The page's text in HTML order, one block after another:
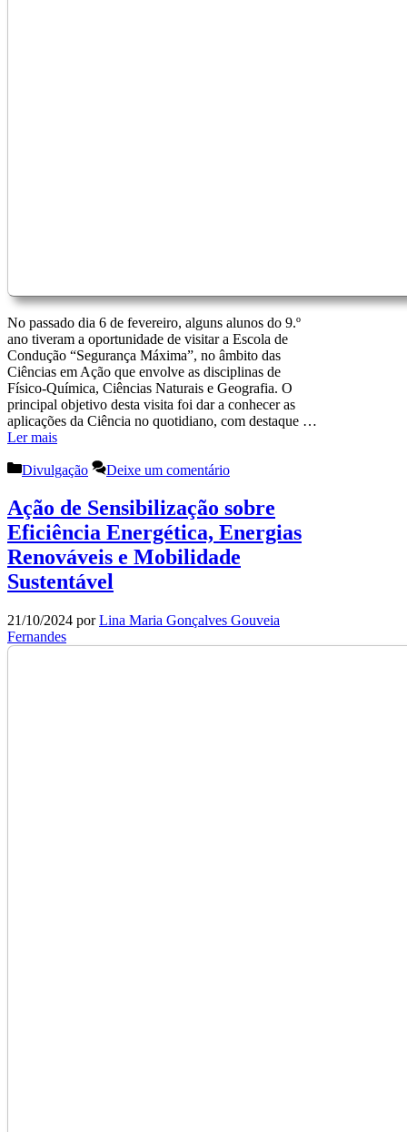
No passado dia 6 de fevereiro, alguns alunos do 9.º
ano tiveram a oportunidade de visitar a Escola de
Condução “Segurança Máxima”, no âmbito das
Ciências em Ação que envolve as disciplinas de
Físico-Química, Ciências Naturais e Geografia. O
principal objetivo desta visita foi dar a conhecer as
aplicações da Ciência no quotidiano, com destaque …
Ler mais
Categorias
Divulgação Deixe um comentário
Ação de Sensibilização sobre
Eficiência Energética, Energias
Renováveis e Mobilidade
Sustentável
21/10/2024 porLina Maria Gonçalves Gouveia
Fernandes